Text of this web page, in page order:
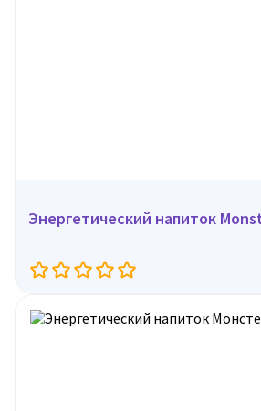
Энергетический напиток